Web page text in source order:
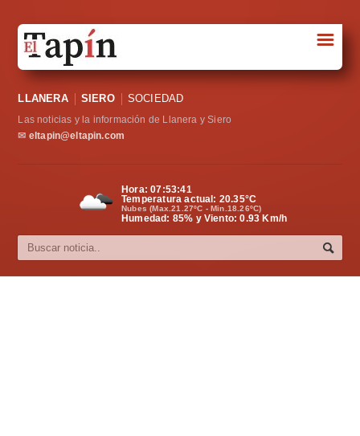
Sociedad
Política
Cultura
☰
LLANERA SIERO SOCIEDAD
Las noticias y la información de Llanera y Siero
✉ eltapin@eltapin.com
Hora:07:53:42
Temperatura actual: 20.35°C
Nubes (Max.21.27ºC - Min.18.26ºC)
Humedad: 85% y Viento: 0.93 Km/h